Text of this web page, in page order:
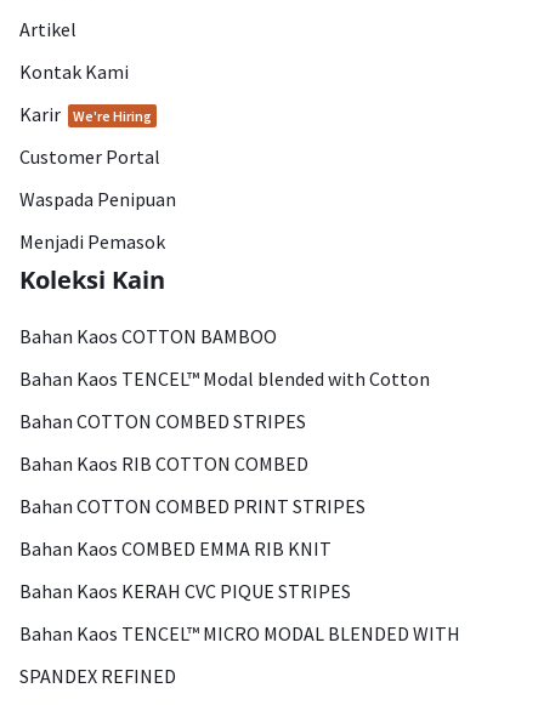
Artikel
Kontak Kami
Karir
We're Hiring
Customer Portal
Waspada Penipuan
Menjadi Pemasok
Koleksi Kain
Bahan Kaos COTTON BAMBOO
Bahan Kaos TENCEL™ Modal blended with Cotton
Bahan COTTON COMBED STRIPES
Bahan Kaos RIB COTTON COMBED
Bahan COTTON COMBED PRINT STRIPES
Bahan Kaos COMBED EMMA RIB KNIT
Bahan Kaos KERAH CVC PIQUE STRIPES
Bahan Kaos TENCEL™ MICRO MODAL BLENDED WITH
SPANDEX REFINED